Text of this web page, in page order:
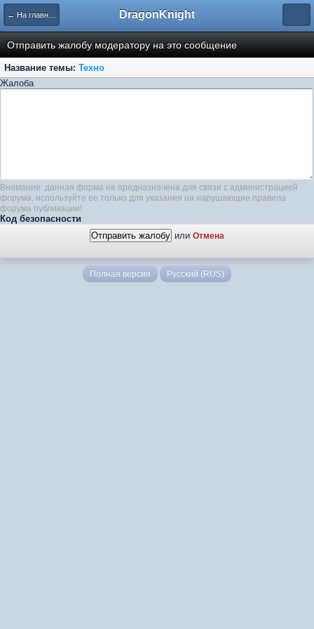
← На главную DragonKnight
Отправить жалобу модератору на это сообщение
Название темы: Техно
Жалоба
Внимание: данная форма не предназначена для связи с администрацией
форума, используйте ее только для указания на нарушающие правила
форума публикации!
Код безопасности
или Отмена
Полная версия Русский (RUS)